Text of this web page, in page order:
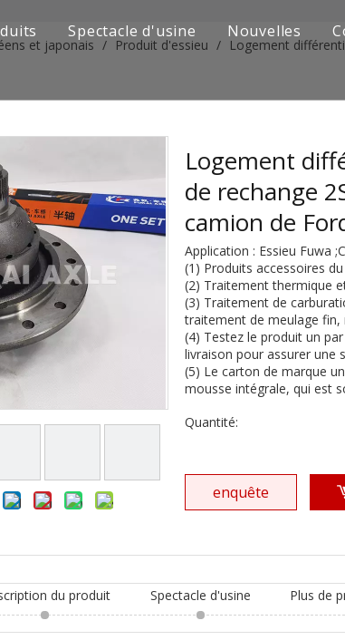
de camions SAIC-lveco Hongyan
de camions Foton Auman
de camions FAW Jiefang
de camions Dongfeng
de camions européens et japonais
de rechange de machines d'ingénierie de camion
séries de camions
Spectacle d'usine Nouvelles
et japonais / Produit d'essieu / Logement
Logement
de rechange
camion de
Application : Essieu Fuwa
(1) Produits accessoires
(2) Traitement thermique
(3) Traitement de
traitement de meulage
(4) Testez le produit un
livraison pour assurer une
(5) Le carton de marque
mousse intégrale, qui est
Quantité:
enquête
du produit Spectacle d'usine Plus de